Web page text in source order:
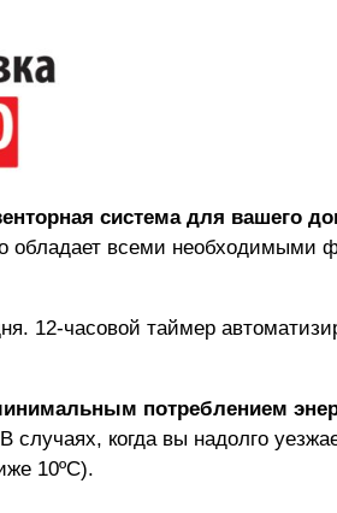
система для вашего
обладает всеми необходимыми
12-часовой таймер
потреблением
В случаях, когда вы надолго
10ºС).